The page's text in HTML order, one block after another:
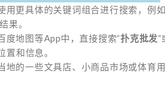
用更具体的关键词组合进行搜索，例
果。
度地图等App中，直接搜索“扑克批发”
置和信息。
地的一些文具店、小商品市场或体育